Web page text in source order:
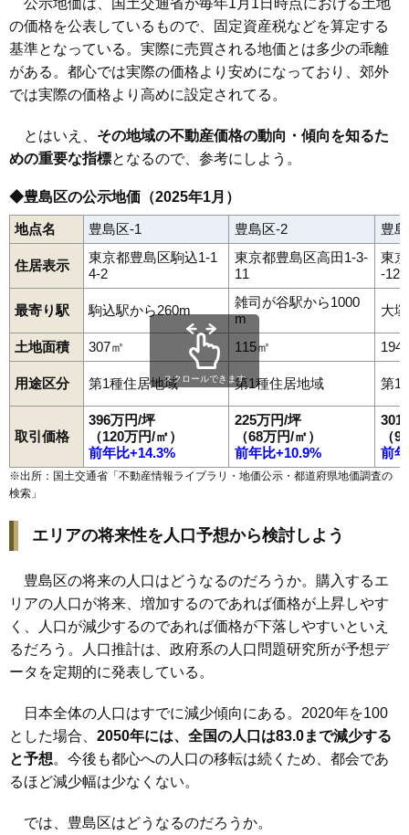
公示地価は、国土交通省が毎年1月1日時点における土地
の価格を公表しているもので、固定資産税などを算定する
基準となっている。実際に売買される地価とは多少の乖離
がある。都心では実際の価格より安めになっており、郊外
では実際の価格より高めに設定されてる。
とはいえ、 その地域の不動産価格の動向・傾向を知るた
めの重要な指標となるので、参考にしよう。
◆豊島区の公示地価（2025年1月）
地点名 豊島区-1 豊島区-2 豊
住居表示
東京都豊島区駒込1-1
4-2
東京都豊島区高田1-3-
11
東
-12-
最寄り駅 駒込駅から260m
雑司が谷駅から1000
m
大
土地面積 307㎡ 115㎡ 194
用途区分 第1種住居地域 第1種住居地域 第1
取引価格
396万円/坪
（120万円/㎡）
前年比+14.3%
225万円/坪
（68万円/㎡）
前年比+10.9%
301
（
前
スクロールできます
※出所：国土交通省「 不動産情報ライブラリ・地価公示・都道府県地価調査の
検索 」
エリアの将来性を人口予想から検討しよう
豊島区の将来の人口はどうなるのだろうか。購入するエ
リアの人口が将来、増加するのであれば価格が上昇しやす
く、人口が減少するのであれば価格が下落しやすいといえ
るだろう。人口推計は、政府系の人口問題研究所が予想デ
ータを定期的に発表している。
日本全体の人口はすでに減少傾向にある。2020年を100
とした場合、 2050年には、全国の人口は83.0まで減少する
と予想。今後も都心への人口の移転は続くため、都会であ
るほど減少幅は少なくない。
では、豊島区はどうなるのだろうか。